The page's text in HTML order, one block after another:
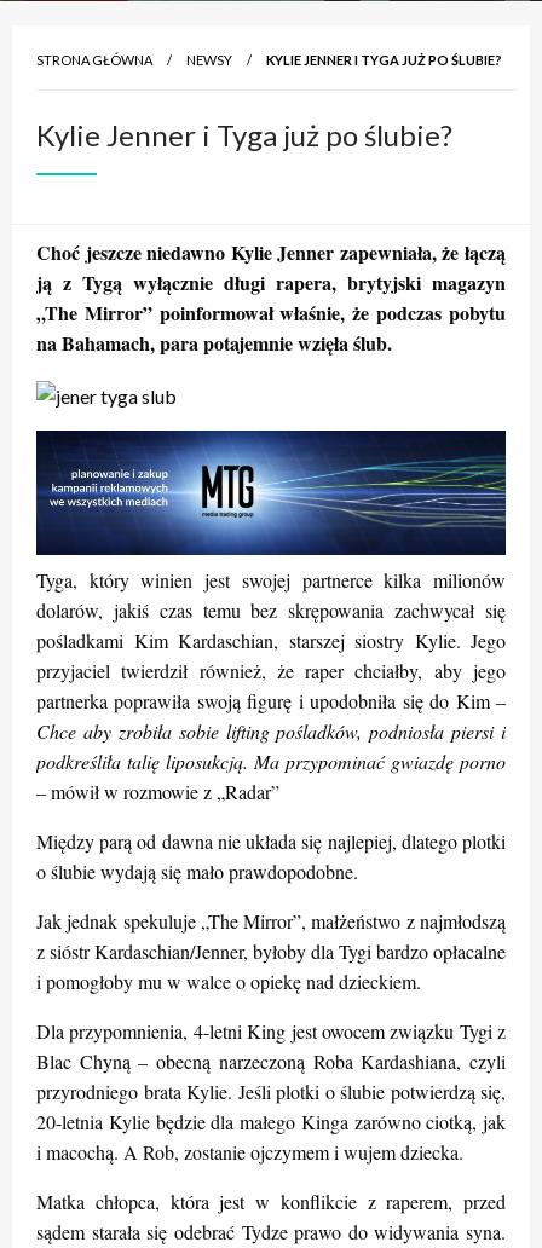
STRONA GŁÓWNA NEWSY KYLIE JENNER I TYGA JUŻ PO ŚLUBIE?
Kylie Jenner i Tyga już po ślubie?
Choć jeszcze niedawno Kylie Jenner zapewniała, że łączą
ją z Tygą wyłącznie długi rapera, brytyjski magazyn
„The Mirror” poinformował właśnie, że podczas pobytu
na Bahamach, para potajemnie wzięła ślub.
Tyga, który winien jest swojej partnerce kilka milionów
dolarów, jakiś czas temu bez skrępowania zachwycał się
pośladkami Kim Kardaschian, starszej siostry Kylie. Jego
przyjaciel twierdził również, że raper chciałby, aby jego
partnerka poprawiła swoją figurę i upodobniła się do Kim –
Chce aby zrobiła sobie lifting pośladków, podniosła piersi i
podkreśliła talię liposukcją. Ma przypominać gwiazdę porno
– mówił w rozmowie z „Radar”
Między parą od dawna nie układa się najlepiej, dlatego plotki
o ślubie wydają się mało prawdopodobne.
Jak jednak spekuluje „The Mirror”, małżeństwo z najmłodszą
z sióstr Kardaschian/Jenner, byłoby dla Tygi bardzo opłacalne
i pomogłoby mu w walce o opiekę nad dzieckiem.
Dla przypomnienia, 4-letni King jest owocem związku Tygi z
Blac Chyną – obecną narzeczoną Roba Kardashiana, czyli
przyrodniego brata Kylie. Jeśli plotki o ślubie potwierdzą się,
20-letnia Kylie będzie dla małego Kinga zarówno ciotką, jak
i macochą. A Rob, zostanie ojczymem i wujem dziecka.
Matka chłopca, która jest w konflikcie z raperem, przed
sądem starała się odebrać Tydze prawo do widywania syna.